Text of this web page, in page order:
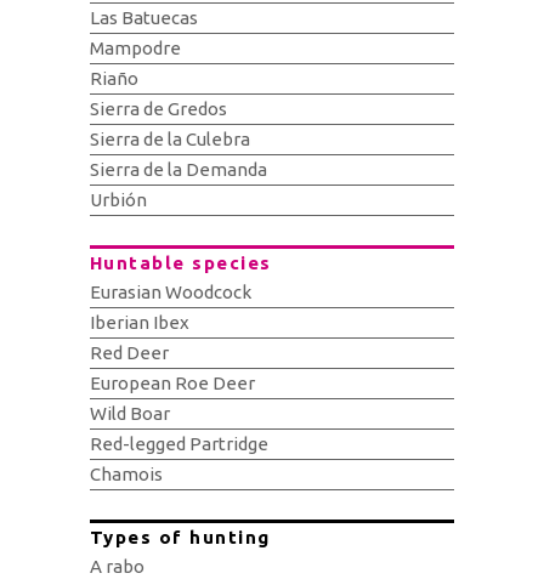
Las Batuecas
Mampodre
Riaño
Sierra de Gredos
Sierra de la Culebra
Sierra de la Demanda
Urbión
Huntable species
Eurasian Woodcock
Iberian Ibex
Red Deer
European Roe Deer
Wild Boar
Red-legged Partridge
Chamois
Types of hunting
A rabo